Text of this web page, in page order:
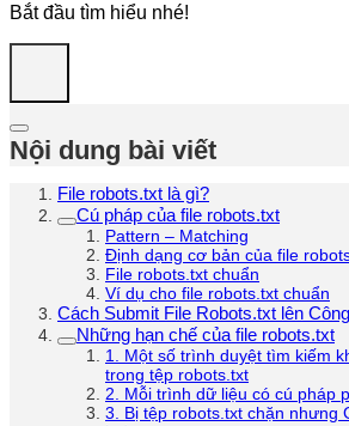
Bắt đầu tìm hiểu nhé!
Nội dung bài viết
File robots.txt là gì?
Cú pháp của file robots.txt
Pattern – Matching
Định dạng cơ bản của file
File robots.txt chuẩn
Ví dụ cho file robots.txt chuẩn
Cách Submit File Robots.txt lên
Những hạn chế của file robots.txt
1. Một số trình duyệt tìm kiếm
trong tệp robots.txt
2. Mỗi trình dữ liệu có cú pháp
3. Bị tệp robots.txt chặn nhưng